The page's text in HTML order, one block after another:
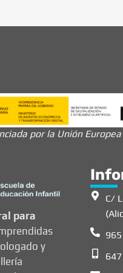
por la Unión
para
y
C/